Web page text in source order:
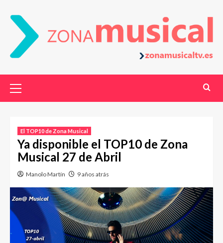
El TOP10 de Zona Musical
Ya disponible el TOP10 de Zona
Musical 27 de Abril
Manolo Martín 9 años atrás